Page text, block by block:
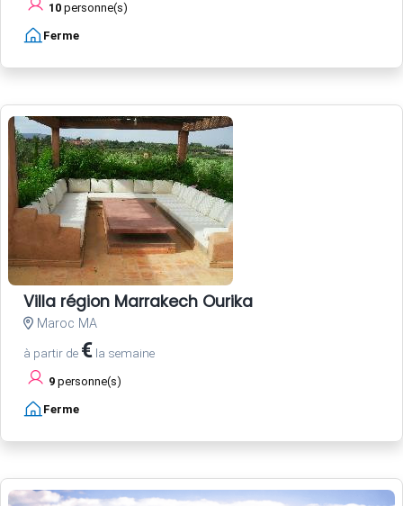
10 personne(s)
Ferme
Villa région Marrakech Ourika
Maroc MA
à partir de € la semaine
9 personne(s)
Ferme